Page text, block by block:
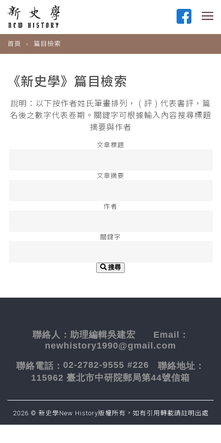
首頁 篇目檢索
《新史學》篇目檢索
說明：以下按作者姓氏筆畫排列， ( 評 ) 代表書評，篇
名後之數字代表卷期。關鍵字可根據輸入內容搜尋標題
摘要與作者
文章標題
文章摘要
作者
關鍵字
搜尋
聯絡人： 助理編輯吳建宏 Email：
newhistory1990@gmail.com
聯絡電話： 02-2782-9555 #226 聯絡地址：
115962 臺北市中研院郵局第44號信箱
2026 © 新史學New History版權所有，如有引用轉載請註明出處